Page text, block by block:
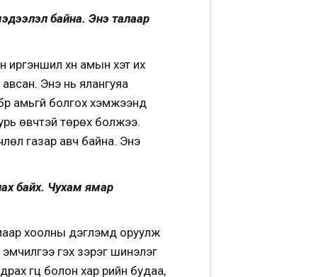
байна. Энэ талаар
иргэншил хүн амын хэт их
авсан. Энэ нь ялангуяа
амьгүй болгох хэмжээнд
өвчтэй төрөх болжээ.
газар авч байна. Энэ
байх. Чухам ямар
хоолны дэглэмд оруулж
гэх зэрэг шинэлэг
гүц болон хар үрийн будаа,